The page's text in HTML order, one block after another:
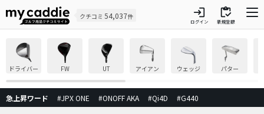
クチコミ 54,037件 login
ログイン
inventory
新規登録
ドライバー FW UT アイアン ウェッジ パター
急上昇ワード #JPX ONE #ONOFF AKA #Qi4D #G440